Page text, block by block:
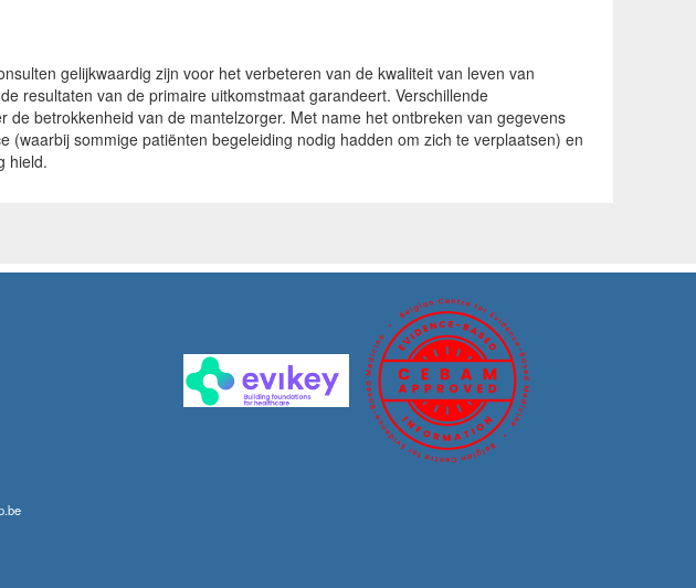
gelijkwaardig zijn voor het verbeteren van de kwaliteit van leven van
resultaten van de primaire uitkomstmaat garandeert. Verschillende
betrokkenheid van de mantelzorger. Met name het ontbreken van gegevens
sommige patiënten begeleiding nodig hadden om zich te verplaatsen) en
hield.